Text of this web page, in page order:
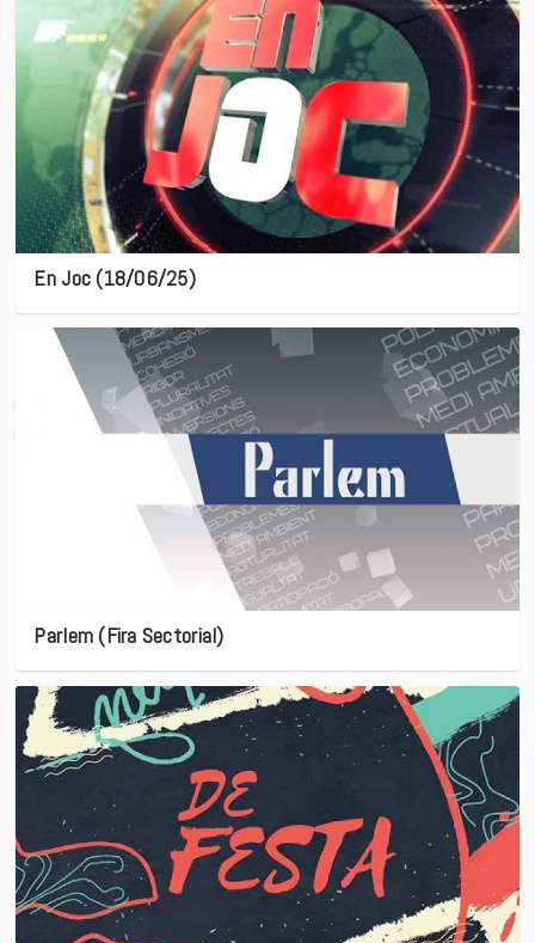
En Joc (18/06/25)
Parlem (Fira Sectorial)